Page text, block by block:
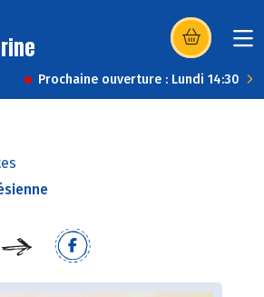
(s’ouvre dans
Prochaine ouverture : Lundi 14:30